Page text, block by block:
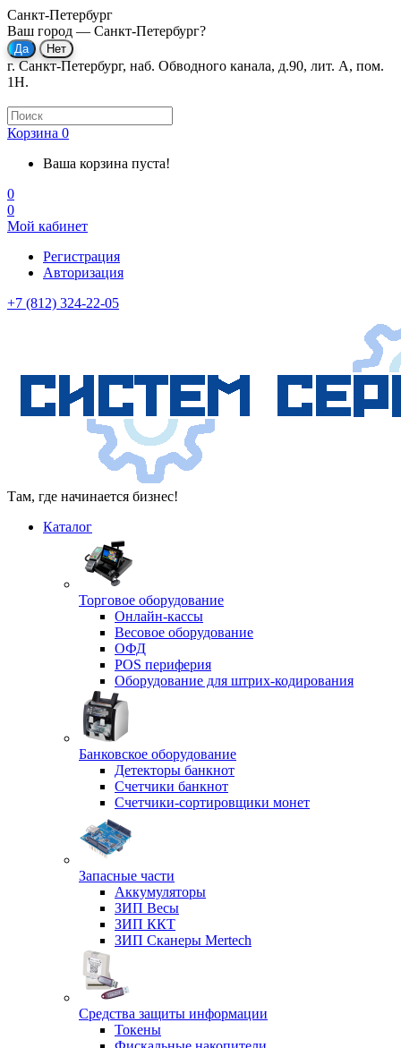
Санкт-Петербург
Ваш город — Санкт-Петербург?
г. Санкт-Петербург, наб. Обводного канала, д.90, лит. А, пом.
1Н.
Корзина 0
Ваша корзина пуста!
0
0
Мой кабинет
Регистрация
Авторизация
+7 (812) 324-22-05
Там, где начинается бизнес!
Каталог
Торговое оборудование
Онлайн-кассы
Весовое оборудование
ОФД
POS периферия
Оборудование для штрих-кодирования
Банковское оборудование
Детекторы банкнот
Счетчики банкнот
Счетчики-сортировщики монет
Запасные части
Аккумуляторы
ЗИП Весы
ЗИП ККТ
ЗИП Сканеры Mertech
Средства защиты информации
Токены